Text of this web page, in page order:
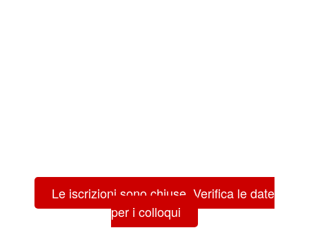
Le iscrizioni sono chiuse. Verifica le date
per i colloqui